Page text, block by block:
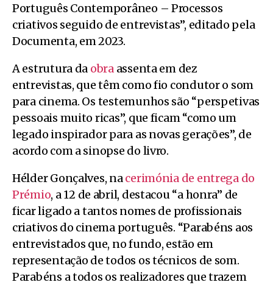
Português Contemporâneo – Processos
criativos seguido de entrevistas”, editado pela
Documenta, em 2023.
A estrutura da obraassenta em dez
entrevistas, que têm como fio condutor o som
para cinema. Os testemunhos são “perspetivas
pessoais muito ricas”, que ficam “como um
legado inspirador para as novas gerações”, de
acordo com a sinopse do livro.
Hélder Gonçalves, nacerimónia de entrega do
Prémio, a 12 de abril, destacou “a honra” de
ficar ligado a tantos nomes de profissionais
criativos do cinema português. “Parabéns aos
entrevistados que, no fundo, estão em
representação de todos os técnicos de som.
Parabéns a todos os realizadores que trazem